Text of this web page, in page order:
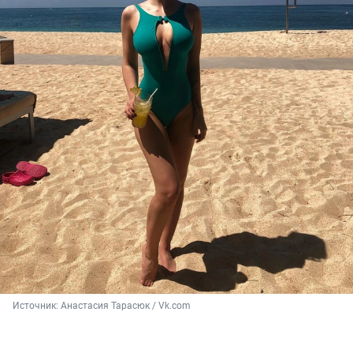
Источник: Анастасия Тарасюк / Vk.com